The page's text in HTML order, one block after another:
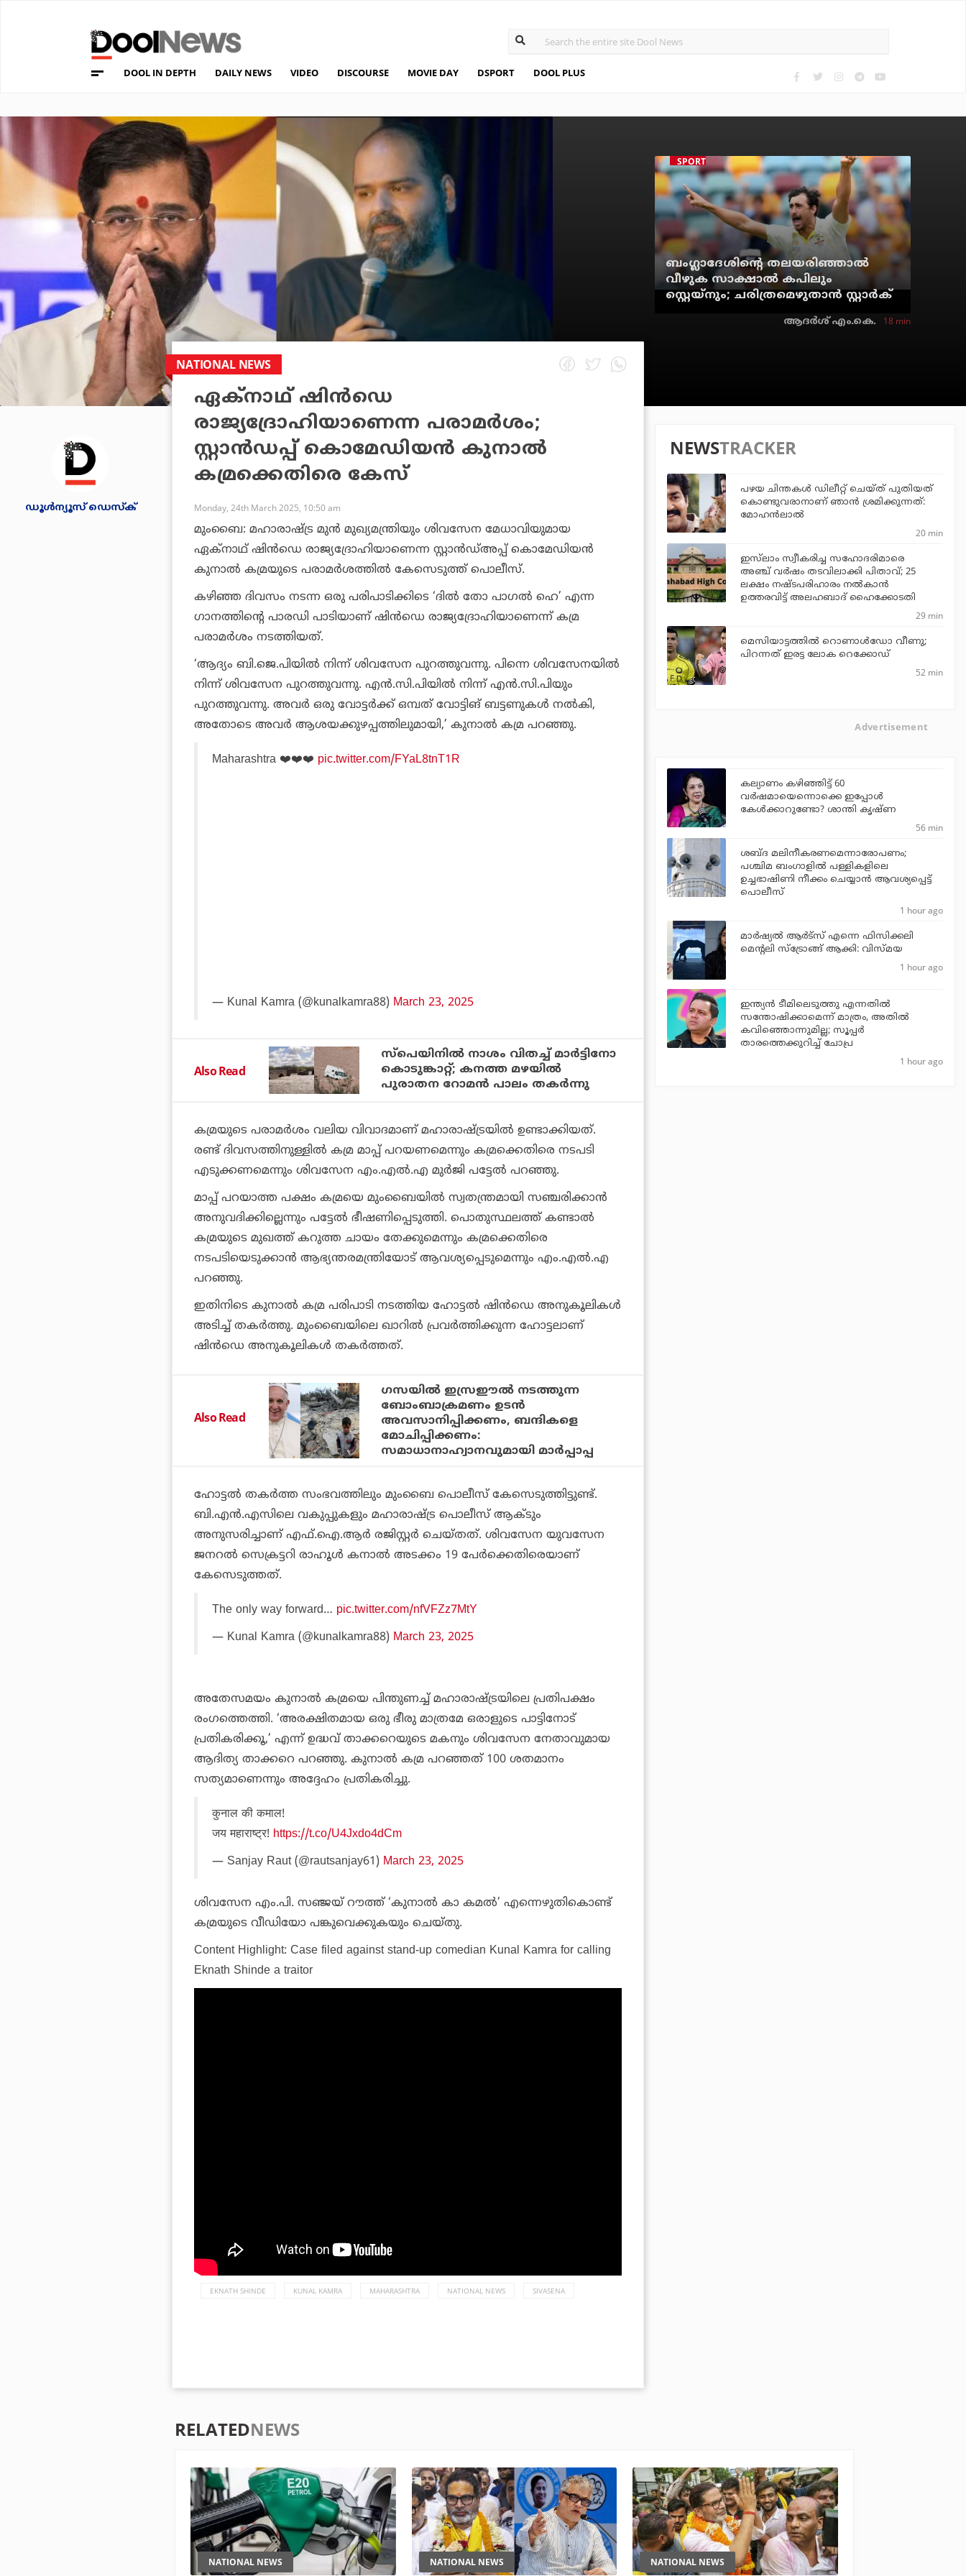
DOOL IN DEPTH DAILY NEWS VIDEO DISCOURSE MOVIE DAY DSPORT DOOL PLUS
SPORTS NEWS
ബംഗ്ലാദേശിന്റെ തലയരിഞ്ഞാല്‍
വീഴുക സാക്ഷാല്‍ കപിലും
സ്റ്റെയ്‌നും; ചരിത്രമെഴുതാന്‍ സ്റ്റാര്‍ക്
ആദർശ് എം.കെ. 18 min
ഡൂള്‍ന്യൂസ് ഡെസ്‌ക്
NATIONAL NEWS
ഏക്നാഥ് ഷിന്‍ഡെ
രാജ്യദ്രോഹിയാണെന്ന പരാമര്‍ശം;
സ്റ്റാൻഡപ്പ് കൊമേഡിയന്‍ കുനാല്‍
കമ്രക്കെതിരെ കേസ്
Monday, 24th March 2025, 10:50 am
മുംബൈ: മഹാരാഷ്ട്ര മുന്‍ മുഖ്യമന്ത്രിയും ശിവസേന മേധാവിയുമായ
ഏക്നാഥ് ഷിന്‍ഡെ രാജ്യദ്രോഹിയാണെന്ന സ്റ്റാന്‍ഡ്അപ്പ് കൊമേഡിയന്‍
കുനാല്‍ കമ്രയുടെ പരാമര്‍ശത്തില്‍ കേസെടുത്ത് പൊലീസ്.
കഴിഞ്ഞ ദിവസം നടന്ന ഒരു പരിപാടിക്കിടെ ‘ദില്‍ തോ പാഗല്‍ ഹെ’ എന്ന
ഗാനത്തിന്റെ പാരഡി പാടിയാണ് ഷിന്‍ഡെ രാജ്യദ്രോഹിയാണെന്ന് കമ്ര
പരാമര്‍ശം നടത്തിയത്.
‘ആദ്യം ബി.ജെ.പിയില്‍ നിന്ന് ശിവസേന പുറത്തുവന്നു. പിന്നെ ശിവസേനയില്‍
നിന്ന് ശിവസേന പുറത്തുവന്നു. എന്‍.സി.പിയില്‍ നിന്ന് എന്‍.സി.പിയും
പുറത്തുവന്നു. അവര്‍ ഒരു വോട്ടര്‍ക്ക് ഒമ്പത് വോട്ടിങ് ബട്ടണുകള്‍ നല്‍കി,
അതോടെ അവര്‍ ആശയക്കുഴപ്പത്തിലുമായി,’ കുനാല്‍ കമ്ര പറഞ്ഞു.
Maharashtra ❤️❤️❤️ pic.twitter.com/FYaL8tnT1R
— Kunal Kamra (@kunalkamra88) March 23, 2025
Also Read
സ്‌പെയിനില്‍ നാശം വിതച്ച് മാര്‍ട്ടിനോ
കൊടുങ്കാറ്റ്; കനത്ത മഴയില്‍
പുരാതന റോമന്‍ പാലം തകര്‍ന്നു
കമ്രയുടെ പരാമര്‍ശം വലിയ വിവാദമാണ് മഹാരാഷ്ട്രയില്‍ ഉണ്ടാക്കിയത്.
രണ്ട് ദിവസത്തിനുള്ളില്‍ കമ്ര മാപ്പ് പറയണമെന്നും കമ്രക്കെതിരെ നടപടി
എടുക്കണമെന്നും ശിവസേന എം.എല്‍.എ മുര്‍ജി പട്ടേല്‍ പറഞ്ഞു.
മാപ്പ് പറയാത്ത പക്ഷം കമ്രയെ മുംബൈയില്‍ സ്വതന്ത്രമായി സഞ്ചരിക്കാന്‍
അനുവദിക്കില്ലെന്നും പട്ടേല്‍ ഭീഷണിപ്പെടുത്തി. പൊതുസ്ഥലത്ത് കണ്ടാല്‍
കമ്രയുടെ മുഖത്ത് കറുത്ത ചായം തേക്കുമെന്നും കമ്രക്കെതിരെ
നടപടിയെടുക്കാന്‍ ആഭ്യന്തരമന്ത്രിയോട് ആവശ്യപ്പെടുമെന്നും എം.എല്‍.എ
പറഞ്ഞു.
ഇതിനിടെ കുനാല്‍ കമ്ര പരിപാടി നടത്തിയ ഹോട്ടല്‍ ഷിന്‍ഡെ അനുകൂലികള്‍
അടിച്ച് തകര്‍ത്തു. മുംബൈയിലെ ഖാറില്‍ പ്രവര്‍ത്തിക്കുന്ന ഹോട്ടലാണ്
ഷിന്‍ഡെ അനുകൂലികള്‍ തകര്‍ത്തത്.
Also Read
ഗസയിൽ ഇസ്രഈൽ നടത്തുന്ന
ബോംബാക്രമണം ഉടൻ
അവസാനിപ്പിക്കണം, ബന്ദികളെ
മോചിപ്പിക്കണം:
സമാധാനാഹ്വാനവുമായി മാർപ്പാപ്പ
ഹോട്ടല്‍ തകര്‍ത്ത സംഭവത്തിലും മുംബൈ പൊലീസ് കേസെടുത്തിട്ടുണ്ട്.
ബി.എന്‍.എസിലെ വകുപ്പുകളും മഹാരാഷ്ട്ര പൊലീസ് ആക്ടും
അനുസരിച്ചാണ് എഫ്.ഐ.ആര്‍ രജിസ്റ്റര്‍ ചെയ്തത്. ശിവസേന യുവസേന
ജനറല്‍ സെക്രട്ടറി രാഹൂള്‍ കനാല്‍ അടക്കം 19 പേര്‍ക്കെതിരെയാണ്
കേസെടുത്തത്.
The only way forward… pic.twitter.com/nfVFZz7MtY
— Kunal Kamra (@kunalkamra88) March 23, 2025
അതേസമയം കുനാല്‍ കമ്രയെ പിന്തുണച്ച് മഹാരാഷ്ട്രയിലെ പ്രതിപക്ഷം
രംഗത്തെത്തി. ‘അരക്ഷിതമായ ഒരു ഭീരു മാത്രമേ ഒരാളുടെ പാട്ടിനോട്
പ്രതികരിക്കൂ,’ എന്ന് ഉദ്ധവ് താക്കറെയുടെ മകനും ശിവസേന നേതാവുമായ
ആദിത്യ താക്കറെ പറഞ്ഞു. കുനാല്‍ കമ്ര പറഞ്ഞത് 100 ശതമാനം
സത്യമാണെന്നും അദ്ദേഹം പ്രതികരിച്ചു.
कुनाल की कमाल!
जय महाराष्ट्र! https://t.co/U4Jxdo4dCm
— Sanjay Raut (@rautsanjay61) March 23, 2025
ശിവസേന എം.പി. സഞ്ജയ് റൗത്ത് ‘കുനാല്‍ കാ കമല്‍’ എന്നെഴുതികൊണ്ട്
കമ്രയുടെ വീഡിയോ പങ്കുവെക്കുകയും ചെയ്തു.
Content Highlight: Case filed against stand-up comedian Kunal Kamra for calling
Eknath Shinde a traitor
EKNATH SHINDE KUNAL KAMRA MAHARASHTRA NATIONAL NEWS SIVASENA
NEWSTRACKER
പഴയ ചിന്തകള്‍ ഡിലീറ്റ് ചെയ്ത് പുതിയത്
കൊണ്ടുവരാനാണ് ഞാന്‍ ശ്രമിക്കുന്നത്:
മോഹന്‍ലാല്‍
20 min
ഇസ്‌ലാം സ്വീകരിച്ച സഹോദരിമാരെ
അഞ്ച് വര്‍ഷം തടവിലാക്കി പിതാവ്; 25
ലക്ഷം നഷ്ടപരിഹാരം നല്‍കാന്‍
ഉത്തരവിട്ട് അലഹബാദ് ഹൈക്കോടതി
29 min
മെസിയാട്ടത്തില്‍ റൊണാള്‍ഡോ വീണു;
പിറന്നത് ഇരട്ട ലോക റെക്കോഡ്
52 min
Advertisement
കല്യാണം കഴിഞ്ഞിട്ട് 60
വർഷമായെന്നൊക്കെ ഇപ്പോൾ
കേൾക്കാറുണ്ടോ? ശാന്തി കൃഷ്ണ
56 min
ശബ്ദ മലിനീകരണമെന്നാരോപണം;
പശ്ചിമ ബംഗാളില്‍ പള്ളികളിലെ
ഉച്ചഭാഷിണി നീക്കം ചെയ്യാന്‍ ആവശ്യപ്പെട്ട്
പൊലീസ്
1 hour ago
മാർഷ്യൽ ആർട്സ് എന്നെ ഫിസിക്കലി
മെന്റലി സ്ട്രോങ്ങ് ആക്കി: വിസ്മയ
1 hour ago
ഇന്ത്യന്‍ ടീമിലെടുത്തു എന്നതില്‍
സന്തോഷിക്കാമെന്ന് മാത്രം, അതില്‍
കവിഞ്ഞൊന്നുമില്ല; സൂപ്പര്‍
താരത്തെക്കുറിച്ച് ചോപ്ര
1 hour ago
RELATEDNEWS
NATIONAL NEWS NATIONAL NEWS NATIONAL NEWS